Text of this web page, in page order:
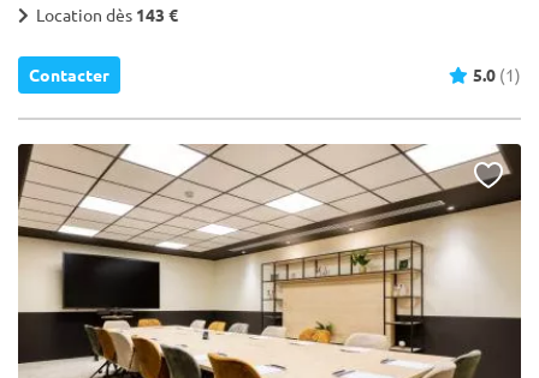
Location dès 143 €
Contacter 5.0 (1)